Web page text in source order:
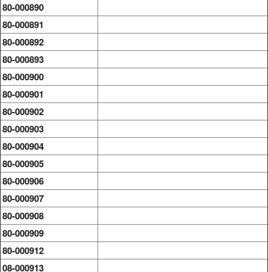
80-000890
80-000891
80-000892
80-000893
80-000900
80-000901
80-000902
80-000903
80-000904
80-000905
80-000906
80-000907
80-000908
80-000909
80-000912
08-000913